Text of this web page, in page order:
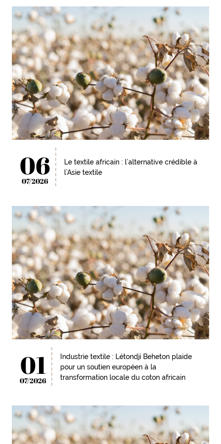
06
07/2026
Le textile africain : l’alternative crédible à
l’Asie textile
01
07/2026
Industrie textile : Létondji Beheton plaide
pour un soutien européen à la
transformation locale du coton africain